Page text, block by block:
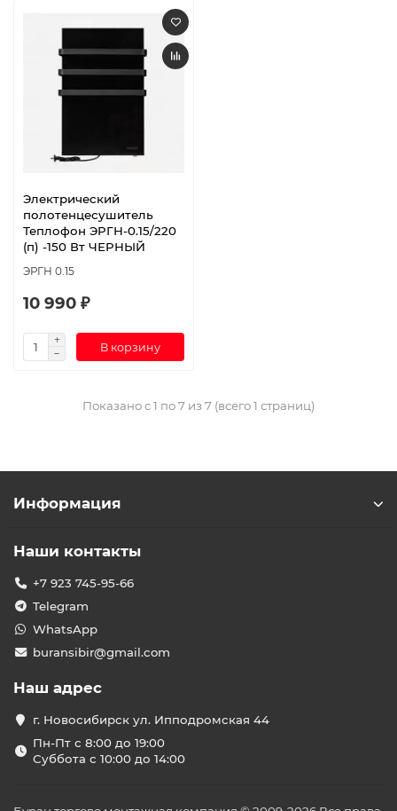
Электрический
полотенцесушитель
Теплофон ЭРГН-0.15/220
(п) -150 Вт ЧЕРНЫЙ
ЭРГН 0.15
10 990 ₽
В корзину
Показано с 1 по 7 из 7 (всего 1 страниц)
Информация
Наши контакты
+7 923 745-95-66
Telegram
WhatsApp
buransibir@gmail.com
Наш адрес
г. Новосибирск ул. Ипподромская 44
Пн-Пт с 8:00 до 19:00
Суббота с 10:00 до 14:00